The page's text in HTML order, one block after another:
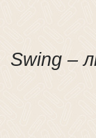
Swing –